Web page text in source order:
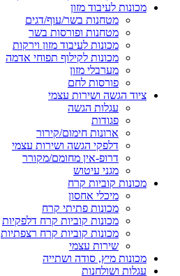
מכונות לעיבוד מזון
מטחנות בשר/עוף/דגים
מטחנות ופורסות בשר
מכונות לעיבוד מזון וירקות
מכונות לקילוף תפוחי אדמה
מערבלי מזון
פורסות לחם
ציוד הגשה ושירות עצמי
עגלות הגשה
פגודות
ארונות חימום/קירור
דלפקי הגשה ושירות עצמי
דרופ-אין מחומם/מקורר
מגני עיטוש
מכונות קוביות קרח
מיכלי אחסון
מכונות פתיתי קרח
מכונות קוביות קרח דלפקיות
מכונות קוביות קרח רצפתיות
שירות עצמי
מכונות מיץ, סודה ושתייה
עגלות ושולחנות